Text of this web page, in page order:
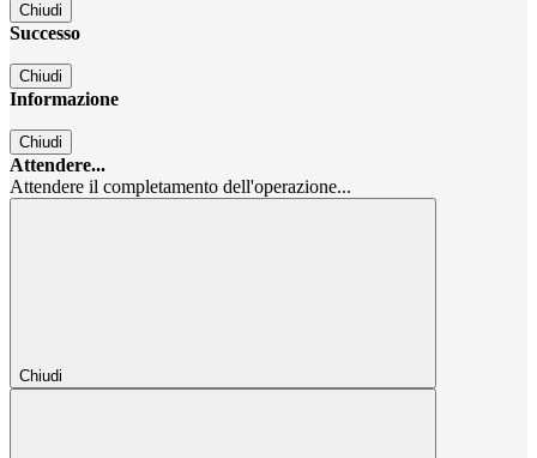
Chiudi
Successo
Chiudi
Informazione
Chiudi
Attendere...
Attendere il completamento dell'operazione...
Chiudi